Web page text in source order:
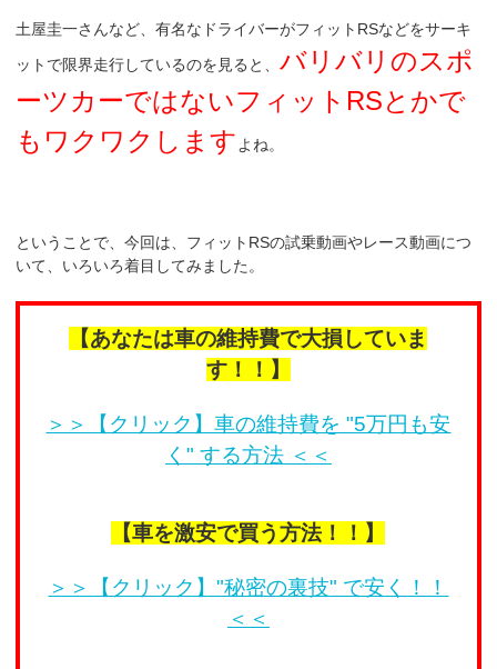
土屋圭一さんなど、有名なドライバーがフィットRSなどをサーキ
ットで限界走行しているのを見ると、バリバリのスポ
ーツカーではないフィットRSとかで
もワクワクしますよね。
ということで、今回は、フィットRSの試乗動画やレース動画につ
いて、いろいろ着目してみました。
【あなたは車の維持費で大損していま
す！！】
＞＞【クリック】車の維持費を "5万円も安
く" する方法 ＜＜
【車を激安で買う方法！！】
＞＞【クリック】"秘密の裏技" で安く！！
＜＜